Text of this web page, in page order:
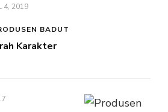
4, 2019
BADUT
Karakter